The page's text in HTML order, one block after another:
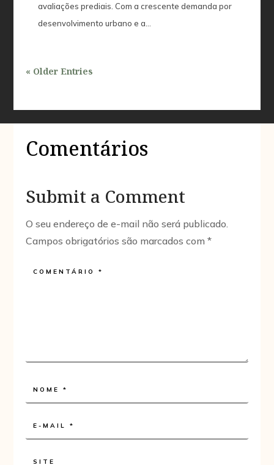
avaliações prediais. Com a crescente demanda por
desenvolvimento urbano e a…
« Older Entries
Comentários
Submit a Comment
O seu endereço de e-mail não será publicado.
Campos obrigatórios são marcados com*